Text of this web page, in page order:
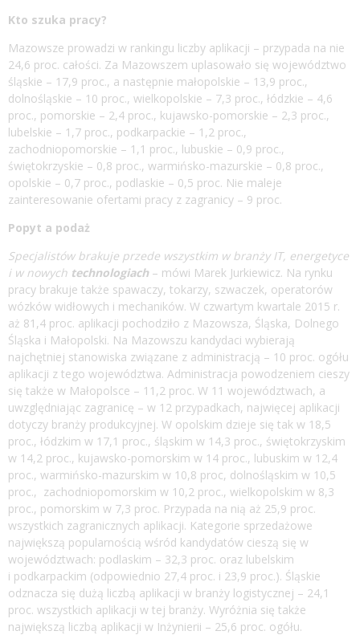
Kto szuka pracy?
Mazowsze prowadzi w rankingu liczby aplikacji – przypada na nie
24,6 proc. całości. Za Mazowszem uplasowało się województwo
śląskie – 17,9 proc., a następnie małopolskie – 13,9 proc.,
dolnośląskie – 10 proc., wielkopolskie – 7,3 proc., łódzkie – 4,6
proc., pomorskie – 2,4 proc., kujawsko-pomorskie – 2,3 proc.,
lubelskie – 1,7 proc., podkarpackie – 1,2 proc.,
zachodniopomorskie – 1,1 proc., lubuskie – 0,9 proc.,
świętokrzyskie – 0,8 proc., warmińsko-mazurskie – 0,8 proc.,
opolskie – 0,7 proc., podlaskie – 0,5 proc. Nie maleje
zainteresowanie ofertami pracy z zagranicy – 9 proc.
Popyt a podaż
Specjalistów brakuje przede wszystkim w branży IT, energetyce
i w nowych technologiach – mówi Marek Jurkiewicz. Na rynku
pracy brakuje także spawaczy, tokarzy, szwaczek, operatorów
wózków widłowych i mechaników. W czwartym kwartale 2015 r.
aż 81,4 proc. aplikacji pochodziło z Mazowsza, Śląska, Dolnego
Śląska i Małopolski. Na Mazowszu kandydaci wybierają
najchętniej stanowiska związane z administracją – 10 proc. ogółu
aplikacji z tego województwa. Administracja powodzeniem cieszy
się także w Małopolsce – 11,2 proc. W 11 województwach, a
uwzględniając zagranicę – w 12 przypadkach, najwięcej aplikacji
dotyczy branży produkcyjnej. W opolskim dzieje się tak w 18,5
proc., łódzkim w 17,1 proc., śląskim w 14,3 proc., świętokrzyskim
w 14,2 proc., kujawsko-pomorskim w 14 proc., lubuskim w 12,4
proc., warmińsko-mazurskim w 10,8 proc, dolnośląskim w 10,5
proc., zachodniopomorskim w 10,2 proc., wielkopolskim w 8,3
proc., pomorskim w 7,3 proc. Przypada na nią aż 25,9 proc.
wszystkich zagranicznych aplikacji. Kategorie sprzedażowe
największą popularnością wśród kandydatów cieszą się w
województwach: podlaskim – 32,3 proc. oraz lubelskim
i podkarpackim (odpowiednio 27,4 proc. i 23,9 proc.). Śląskie
odznacza się dużą liczbą aplikacji w branży logistycznej – 24,1
proc. wszystkich aplikacji w tej branży. Wyróżnia się także
największą liczbą aplikacji w Inżynierii – 25,6 proc. ogółu.